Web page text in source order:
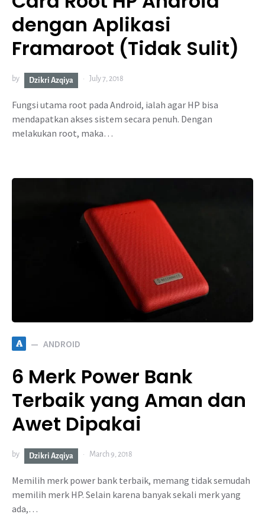
dengan Aplikasi
Framaroot (Tidak Sulit)
by Dzikri Azqiya July 7, 2018
Fungsi utama root pada Android, ialah agar HP bisa
mendapatkan akses sistem secara penuh. Dengan
melakukan root, maka…
A ANDROID
6 Merk Power Bank
Terbaik yang Aman dan
Awet Dipakai
by Dzikri Azqiya March 9, 2018
Memilih merk power bank terbaik, memang tidak semudah
memilih merk HP. Selain karena banyak sekali merk yang
ada,…